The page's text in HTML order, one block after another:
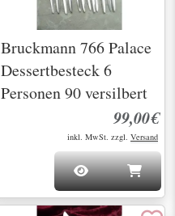
Bruckmann 766 Palace
Dessertbesteck 6
Personen 90 versilbert
99,00€
inkl. MwSt. zzgl. Versand